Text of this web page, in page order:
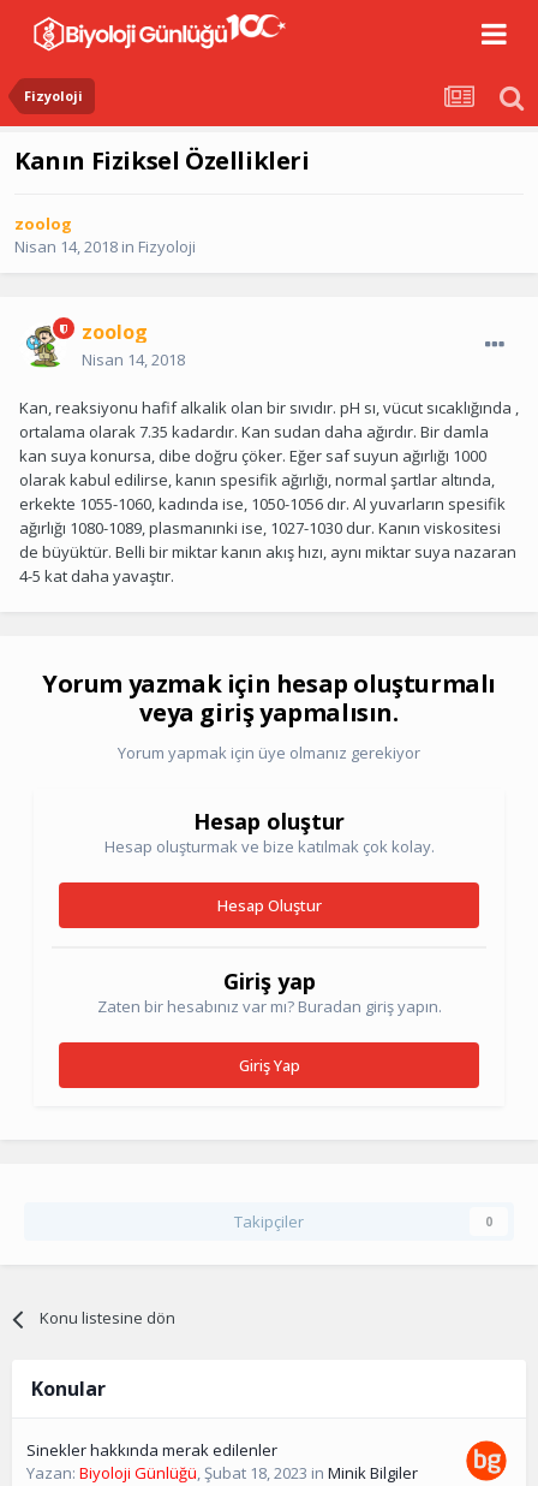
Fizyoloji
Kanın Fiziksel Özellikleri
zoolog
Nisan 14, 2018 in Fizyoloji
zoolog
Nisan 14, 2018
Kan, reaksiyonu hafif alkalik olan bir sıvıdır. pH sı, vücut sıcaklığında ,
ortalama olarak 7.35 kadardır. Kan sudan daha ağırdır. Bir damla
kan suya konursa, dibe doğru çöker. Eğer saf suyun ağırlığı 1000
olarak kabul edilirse, kanın spesifik ağırlığı, normal şartlar altında,
erkekte 1055-1060, kadında ise, 1050-1056 dır. Al yuvarların spesifik
ağırlığı 1080-1089, plasmanınki ise, 1027-1030 dur. Kanın viskositesi
de büyüktür. Belli bir miktar kanın akış hızı, aynı miktar suya nazaran
4-5 kat daha yavaştır.
Yorum yazmak için hesap oluşturmalı
veya giriş yapmalısın.
Yorum yapmak için üye olmanız gerekiyor
Hesap oluştur
Hesap oluşturmak ve bize katılmak çok kolay.
Hesap Oluştur
Giriş yap
Zaten bir hesabınız var mı? Buradan giriş yapın.
Giriş Yap
Takipçiler 0
Konu listesine dön
Konular
Sinekler hakkında merak edilenler
Yazan: Biyoloji Günlüğü,Şubat 18, 2023 in Minik Bilgiler